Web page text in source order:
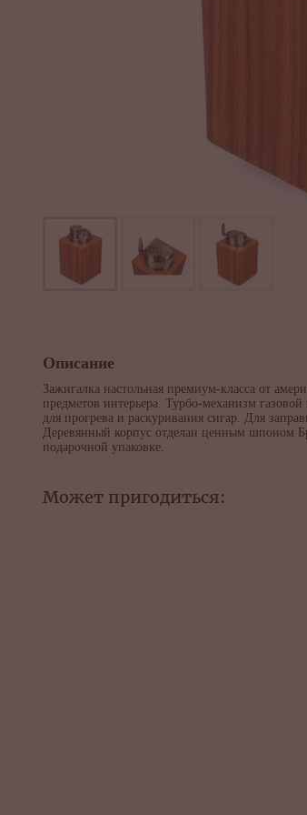
Описание
Зажигалка настольная премиум-класса от
предметов интерьера. Турбо-механизм
для прогрева и раскуривания сигар. Для
Деревянный корпус отделан ценным шпоном
подарочной упаковке.
Может пригодиться: